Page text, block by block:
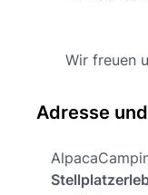
Wir freuen
Adresse